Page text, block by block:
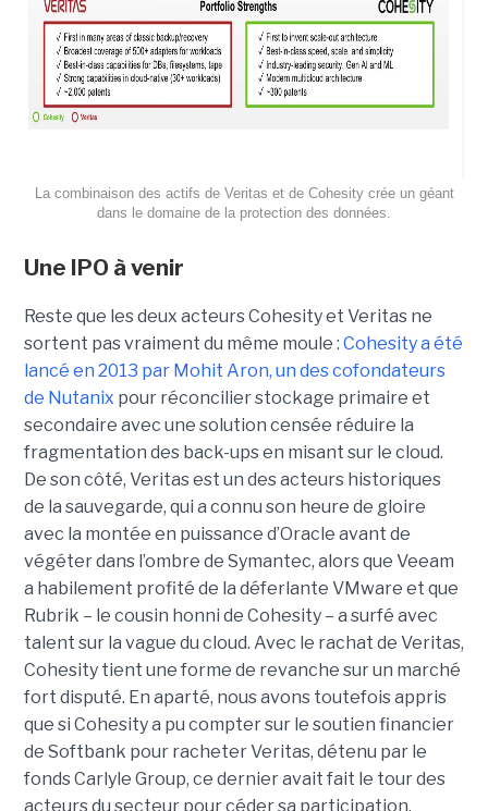
La combinaison des actifs de Veritas et de Cohesity crée un géant
dans le domaine de la protection des données.
Une IPO à venir
Reste que les deux acteurs Cohesity et Veritas ne
sortent pas vraiment du même moule : Cohesity a été
lancé en 2013 par Mohit Aron, un des cofondateurs
de Nutanix pour réconcilier stockage primaire et
secondaire avec une solution censée réduire la
fragmentation des back-ups en misant sur le cloud.
De son côté, Veritas est un des acteurs historiques
de la sauvegarde, qui a connu son heure de gloire
avec la montée en puissance d’Oracle avant de
végéter dans l’ombre de Symantec, alors que Veeam
a habilement profité de la déferlante VMware et que
Rubrik – le cousin honni de Cohesity – a surfé avec
talent sur la vague du cloud. Avec le rachat de Veritas,
Cohesity tient une forme de revanche sur un marché
fort disputé. En aparté, nous avons toutefois appris
que si Cohesity a pu compter sur le soutien financier
de Softbank pour racheter Veritas, détenu par le
fonds Carlyle Group, ce dernier avait fait le tour des
acteurs du secteur pour céder sa participation.